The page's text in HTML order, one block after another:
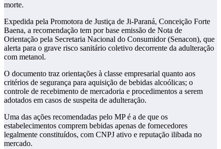
morte.
Expedida pela Promotora de Justiça de Ji-Paraná, Conceição Forte
Baena, a recomendação tem por base emissão de Nota de
Orientação pela Secretaria Nacional do Consumidor (Senacon), que
alerta para o grave risco sanitário coletivo decorrente da adulteração
com metanol.
O documento traz orientações à classe empresarial quanto aos
critérios de segurança para aquisição de bebidas alcoólicas; o
controle de recebimento de mercadoria e procedimentos a serem
adotados em casos de suspeita de adulteração.
Uma das ações recomendadas pelo MP é a de que os
estabelecimentos comprem bebidas apenas de fornecedores
legalmente constituídos, com CNPJ ativo e reputação ilibada no
mercado.